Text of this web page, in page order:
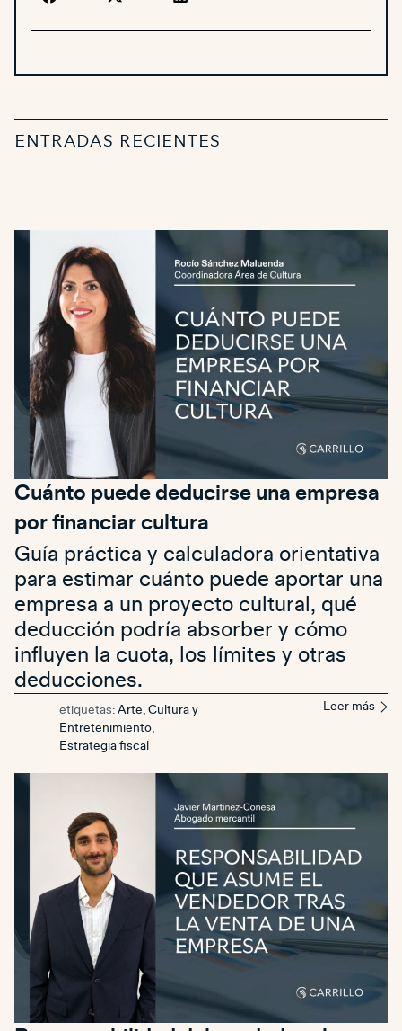
ENTRADAS RECIENTES
Cuánto puede deducirse una empresa
por financiar cultura
Guía práctica y calculadora orientativa
para estimar cuánto puede aportar una
empresa a un proyecto cultural, qué
deducción podría absorber y cómo
influyen la cuota, los límites y otras
deducciones.
etiquetas: Arte, Cultura y
Entretenimiento,
Estrategia fiscal
Leer más